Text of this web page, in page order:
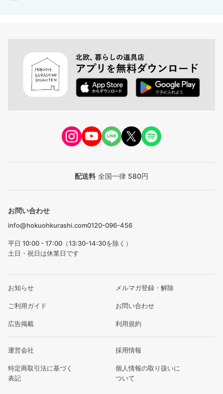
配送料 全国一律 580円
お問い合わせ
info@hokuohkurashi.com0120-096-456
平日 10:00 - 17:00（13:30-14:30を除く）
土日・祝日は休業日です
お知らせ メルマガ登録・解除
ご利用ガイド お問い合わせ
広告掲載 利用規約
運営会社 採用情報
特定商取引法に基づく
表記
個人情報の取り扱いに
ついて